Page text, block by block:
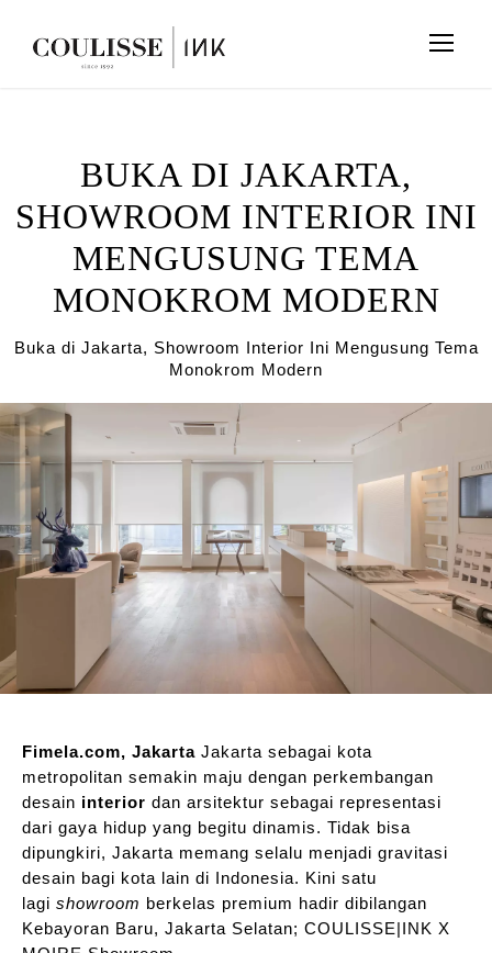
BUKA DI JAKARTA,
SHOWROOM INTERIOR INI
MENGUSUNG TEMA
MONOKROM MODERN
Buka di Jakarta, Showroom Interior Ini Mengusung Tema
Monokrom Modern
Fimela.com, Jakarta Jakarta sebagai kota
metropolitan semakin maju dengan perkembangan
desain interior dan arsitektur sebagai representasi
dari gaya hidup yang begitu dinamis. Tidak bisa
dipungkiri, Jakarta memang selalu menjadi gravitasi
desain bagi kota lain di Indonesia. Kini satu
lagi showroom berkelas premium hadir dibilangan
Kebayoran Baru, Jakarta Selatan; COULISSE|INK X